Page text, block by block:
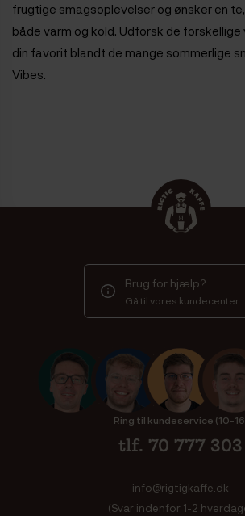
frugtige smagsoplevelser og ønsker en
både varm og kold. Udforsk de
din favorit blandt de mange sommerlige
Vibes.
Brug for hjælp?
Gå til vores kundecenter
Ring til kundeservice (10-
tlf. 70 777 303
info@rigtigkaffe.dk
(Svar indenfor 1-2